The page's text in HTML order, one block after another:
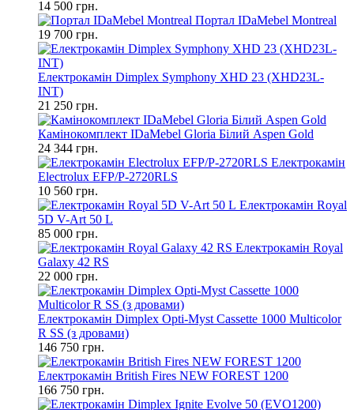
14 500 грн.
Портал IDaMebel Montreal
19 700 грн.
Електрокамін Dimplex Symphony XHD 23 (XHD23L-
INT)
21 250 грн.
Камінокомплект IDaMebel Gloria Білий Aspen Gold
24 344 грн.
Електрокамін
Electrolux EFP/P-2720RLS
10 560 грн.
Електрокамін Royal
5D V-Art 50 L
85 000 грн.
Електрокамін Royal
Galaxy 42 RS
22 000 грн.
Електрокамін Dimplex Opti-Myst Cassette 1000 Multicolor
R SS (з дровами)
146 750 грн.
Електрокамін British Fires NEW FOREST 1200
166 750 грн.